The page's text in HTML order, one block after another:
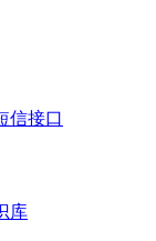
信接口
库